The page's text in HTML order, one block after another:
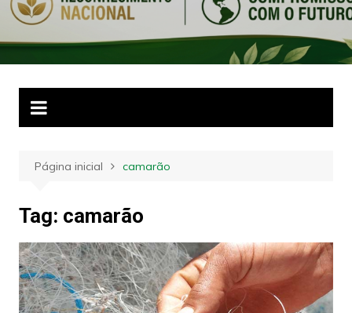
Página inicial camarão
Tag: camarão